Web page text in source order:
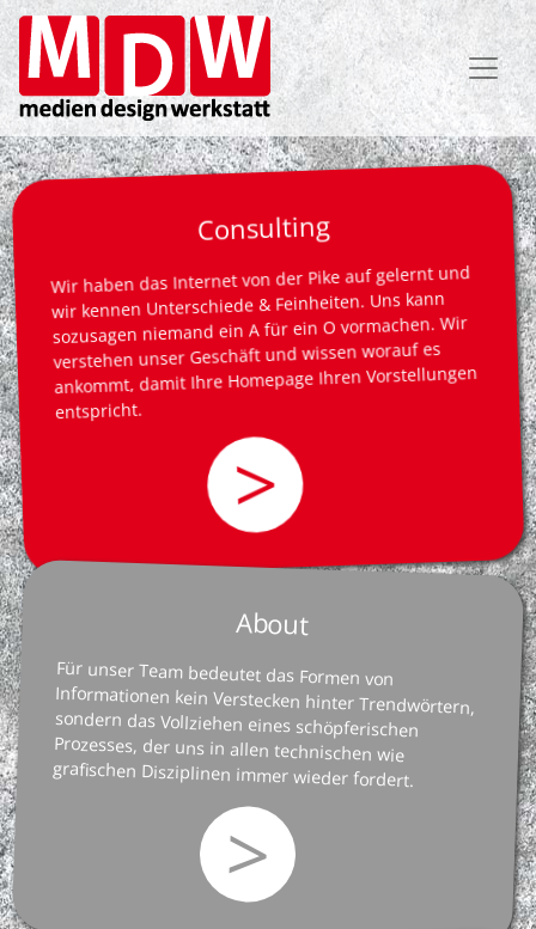
Direkt
zum
Inhalt
Consulting
Wir haben das Internet von der Pike auf gelernt und
wir kennen Unterschiede & Feinheiten. Uns kann
sozusagen niemand ein A für ein O vormachen. Wir
verstehen unser Geschäft und wissen worauf es
ankommt, damit Ihre Homepage Ihren Vorstellungen
entspricht.
>
About
Für unser Team bedeutet das Formen von
Informationen kein Verstecken hinter Trendwörtern,
sondern das Vollziehen eines schöpferischen
Prozesses, der uns in allen technischen wie
grafischen Disziplinen immer wieder fordert.
>